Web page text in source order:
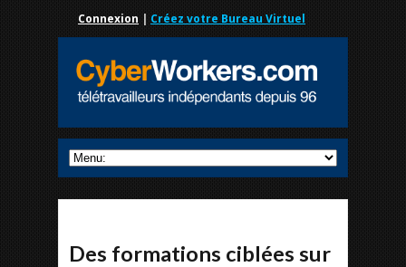
Connexion | Créez votre Bureau Virtuel
Des formations ciblées sur